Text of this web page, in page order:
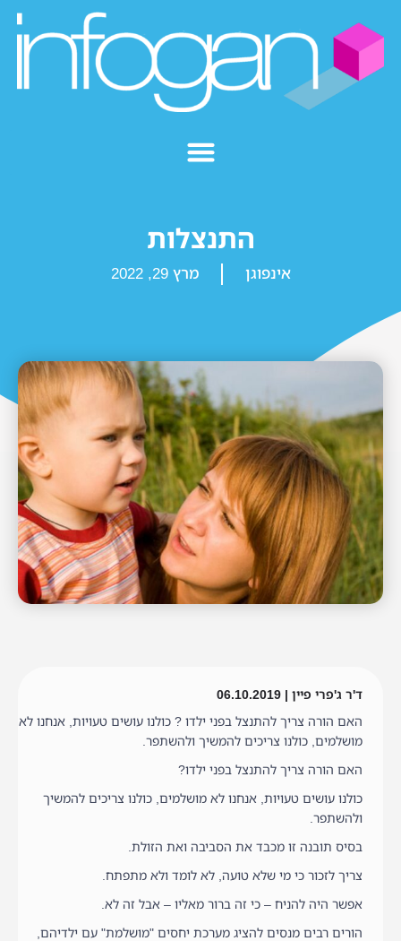
התנצלות
אינפוגן מרץ 29, 2022
ד'ר ג'פרי פיין | 06.10.2019
האם הורה צריך להתנצל בפני ילדו ? כולנו עושים טעויות, אנחנו לא
מושלמים, כולנו צריכים להמשיך ולהשתפר.
האם הורה צריך להתנצל בפני ילדו?
כולנו עושים טעויות, אנחנו לא מושלמים, כולנו צריכים להמשיך
ולהשתפר.
בסיס תובנה זו מכבד את הסביבה ואת הזולת.
צריך לזכור כי מי שלא טועה, לא לומד ולא מתפתח.
אפשר היה להניח – כי זה ברור מאליו – אבל זה לא.
הורים רבים מנסים להציג מערכת יחסים "מושלמת" עם ילדיהם,